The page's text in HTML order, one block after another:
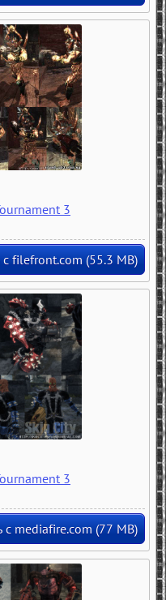
3
с filefront.com (55.3 MB)
3
с mediafire.com (77 MB)